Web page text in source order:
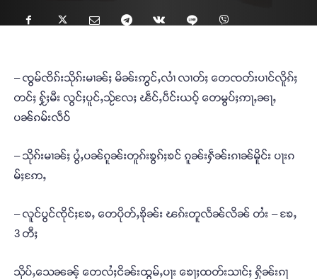
– ၸွမ်ၸိၵ်းသိုၵ်းမၢၼ်ႈ မိၼ်းဢွင်ႇလၢႆ လၢတ်ႈ တေၸတ်းပၢင်လိူၵ်ႈ
တင်ႈ ႁႂ်ႈမီး လွင်ႈပူင်ႇသႂ်လႄႈ ၽဵင်ႇပဵင်းယဝ့် တေမွပ်ႈဢႃႇၼႃႇ
ပၼ်ၵမ်းလဵဝ်
– သိုၵ်းမၢၼ်ႈ ပွႆႇပၼ်ၵူၼ်းတူၵ်းၶွၵ်ႈၶင် ၵူၼ်းႁဵၼ်းၵၢၼ်မိူင်း ပႃးၵ
မ်ႈဢႄႇ
– လူင်ပွင်ၸိုင်ႈၶႄႇ တေပိုတ်ႇၶိုၼ်း ၽၵ်းတူလႅၼ်လိၼ် တႆး – ၶႄႇ
3 တီႈ
သိုပ်ႇသေၼၼ့် တေလႆႈငိၼ်းထွမ်ႇပႃး ၶေႃႈထတ်းသၢင်ႈ ႁိုၼ်းၵႃ